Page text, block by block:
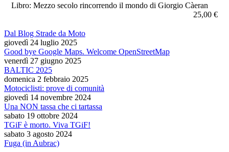
Libro: Mezzo secolo rincorrendo il mondo di Giorgio Càeran
25,00 €
Dal Blog Strade da Moto
giovedì 24 luglio 2025
Good bye Google Maps. Welcome OpenStreetMap
venerdì 27 giugno 2025
BALTIC 2025
domenica 2 febbraio 2025
Motociclisti: prove di comunità
giovedì 14 novembre 2024
Una NON tassa che ci tartassa
sabato 19 ottobre 2024
TGiF è morto. Viva TGiF!
sabato 3 agosto 2024
Fuga (in Aubrac)